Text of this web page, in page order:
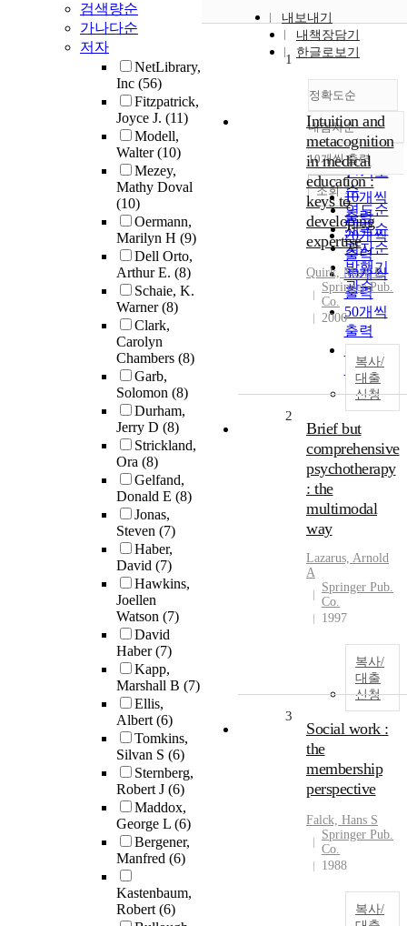
검색량순
가나다순
저자
NetLibrary,
Inc (56)
Fitzpatrick,
Joyce J. (11)
Modell,
Walter(10)
Mezey,
Mathy Doval
(10)
Oermann,
Marilyn H (9)
Dell Orto,
Arthur E. (8)
Schaie, K.
Warner(8)
Clark,
Carolyn
Chambers (8)
Garb,
Solomon (8)
Durham,
Jerry D (8)
Strickland,
Ora (8)
Gelfand,
Donald E (8)
Jonas,
Steven (7)
Haber,
David (7)
Hawkins,
Joellen
Watson (7)
David
Haber(7)
Kapp,
Marshall B (7)
Ellis,
Albert(6)
Tomkins,
Silvan S (6)
Sternberg,
Robert J (6)
Maddox,
George L (6)
Bergener,
Manfred (6)
Kastenbaum,
Robert(6)
내보내기
내책장담기
한글로보기
정확도순
정확도
순
인기도
순
연도순
제목순
저자순
발행기
관순
내림차순
내림차순
10개씩 출력
10개씩
출력
20개씩
출력
30개씩
출력
50개씩
출력
출력
조회
1
Intuition and
metacognition
in medical
education :
keys to
developing
expertise
Quirk, Mark E
Springer Pub.
Co.
2006
복사/
대출
신청
2
Brief but
comprehensive
psychotherapy
: the
multimodal
way
Lazarus, Arnold
A
Springer Pub.
Co.
1997
복사/
대출
신청
3
Social work :
the
membership
perspective
Falck, Hans S
Springer Pub.
Co.
1988
복사/